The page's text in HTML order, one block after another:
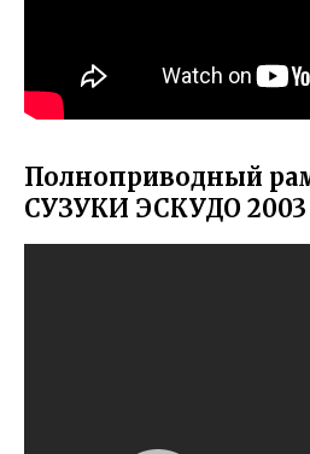
Полноприводный
СУЗУКИ ЭСКУДО